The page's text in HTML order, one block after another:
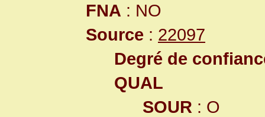
FNA : NO
Source : 22097
Degré de
QUAL
SOUR : O